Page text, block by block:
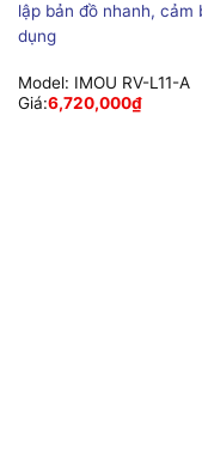
lập bản đồ nhanh,
dụng
Model: IMOU RV-L11-A
Giá:6,720,000₫